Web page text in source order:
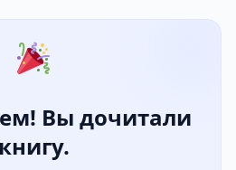
Вы дочитали
книгу.